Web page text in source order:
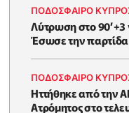
ΠΟΔΟΣΦΑΙΡΟ
Λύτρωση στο 90’+3
Έσωσε την παρτίδα
ΠΟΔΟΣΦΑΙΡΟ
Ηττήθηκε από την
Ατρόμητος στο